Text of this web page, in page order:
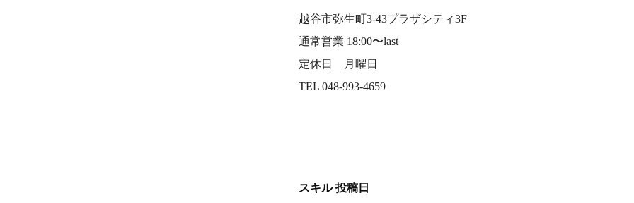
越谷市弥生町3-43プラザシティ3F
通常営業 18:00〜last
定休日 月曜日
TEL 048-993-4659
スキル 投稿日